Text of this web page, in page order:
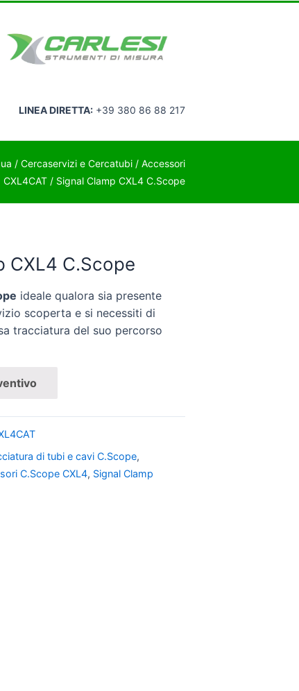
LINEA DIRETTA: +39 380 86 88 217
/ Cercaservizi e Cercatubi / Accessori
CXL4CAT / Signal Clamp CXL4 C.Scope
CXL4 C.Scope
ideale qualora sia presente
scoperta e si necessiti di
tracciatura del suo percorso
di tubi e cavi C.Scope,
C.Scope CXL4, Signal Clamp